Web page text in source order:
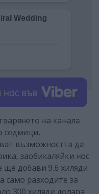
на канала
седмици,
възможността да
заобикаляйки нос
добави 9,6 хиляди
само разходите за
300 хиляди долара